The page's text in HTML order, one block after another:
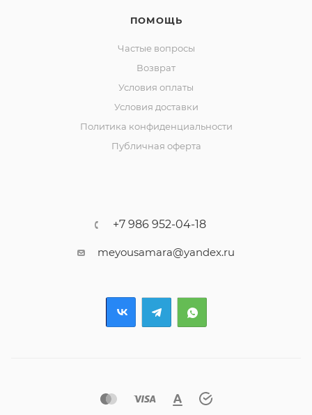
ПОМОЩЬ
Частые вопросы
Возврат
Условия оплаты
Условия доставки
Политика конфиденциальности
Публичная оферта
+7 986 952-04-18
meyousamara@yandex.ru